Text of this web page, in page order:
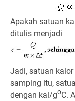
Apakah satuan
ditulis menjadi
Jadi, satuan
samping itu,
dengan kal/goC.